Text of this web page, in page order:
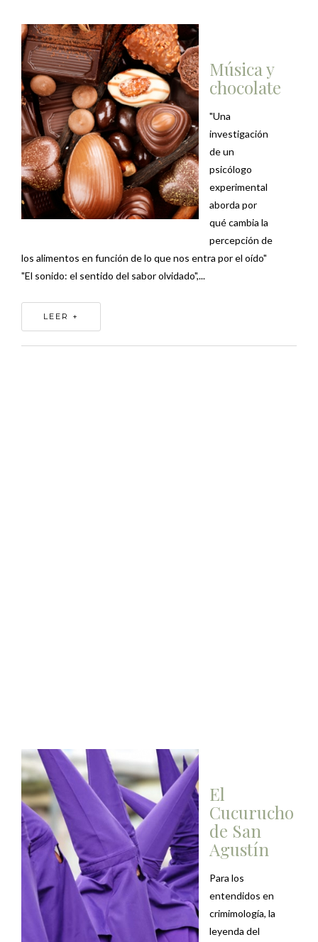
Música y
chocolate
"Una
investigación
de un
psicólogo
experimental
aborda por
qué cambia la
percepción de
los alimentos en función de lo que nos entra por el oído"
"El sonido: el sentido del sabor olvidado",...
LEER +
El
Cucurucho
de San
Agustín
Para los
entendidos en
crimimología, la
leyenda del